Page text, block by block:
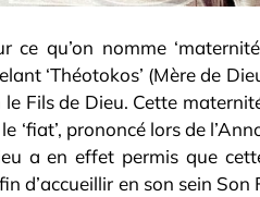
qu’on nomme
‘Théotokos’ (Mère de
Fils de Dieu. Cette
‘fiat’, prononcé lors de
a en effet permis que
d’accueillir en son sein Son